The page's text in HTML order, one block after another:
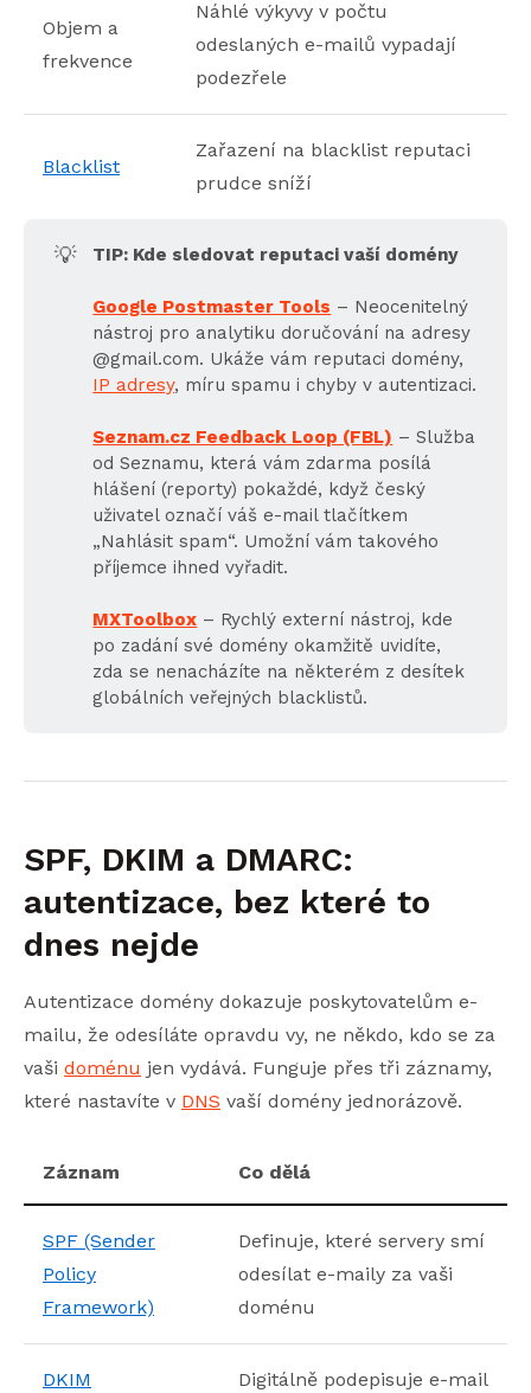
Objem a
frekvence
Náhlé výkyvy v počtu
odeslaných e-mailů vypadají
podezřele
Blacklist
Zařazení na blacklist reputaci
prudce sníží
💡 TIP: Kde sledovat reputaci vaší domény
Google Postmaster Tools – Neocenitelný
nástroj pro analytiku doručování na adresy
@gmail.com. Ukáže vám reputaci domény,
IP adresy, míru spamu i chyby v autentizaci.
Seznam.cz Feedback Loop (FBL) – Služba
od Seznamu, která vám zdarma posílá
hlášení (reporty) pokaždé, když český
uživatel označí váš e-mail tlačítkem
„Nahlásit spam“. Umožní vám takového
příjemce ihned vyřadit.
MXToolbox – Rychlý externí nástroj, kde
po zadání své domény okamžitě uvidíte,
zda se nenacházíte na některém z desítek
globálních veřejných blacklistů.
SPF, DKIM a DMARC:
autentizace, bez které to
dnes nejde
Autentizace domény dokazuje poskytovatelům e-
mailu, že odesíláte opravdu vy, ne někdo, kdo se za
vaši doménu jen vydává. Funguje přes tři záznamy,
které nastavíte v DNS vaší domény jednorázově.
Záznam Co dělá
SPF (Sender
Policy
Framework)
Definuje, které servery smí
odesílat e-maily za vaši
doménu
DKIM
Digitálně podepisuje e-mail